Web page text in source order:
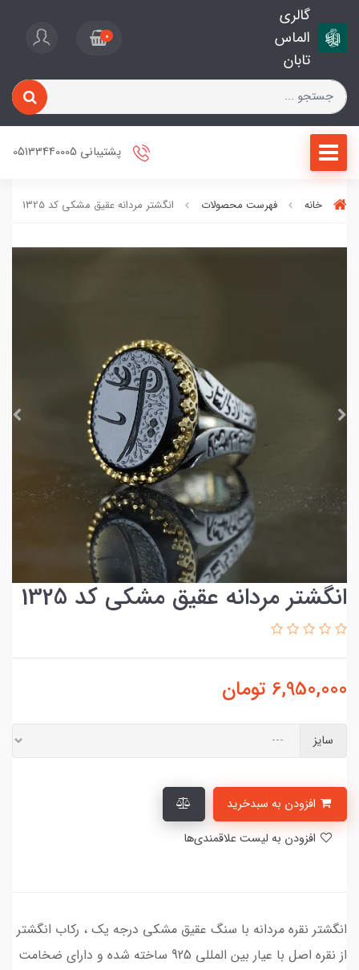
گالری
الماس
تابان
0
پشتیبانی 05133440005
خانه فهرست محصولات انگشتر مردانه عقیق مشکی کد 1325
انگشتر مردانه عقیق مشکی کد 1325
6,950,000 تومان
سایز
انگشتر نقره مردانه با سنگ عقیق مشکی درجه یک ، رکاب انگشتر
از نقره اصل با عیار بین المللی 925 ساخته شده و دارای ضخامت